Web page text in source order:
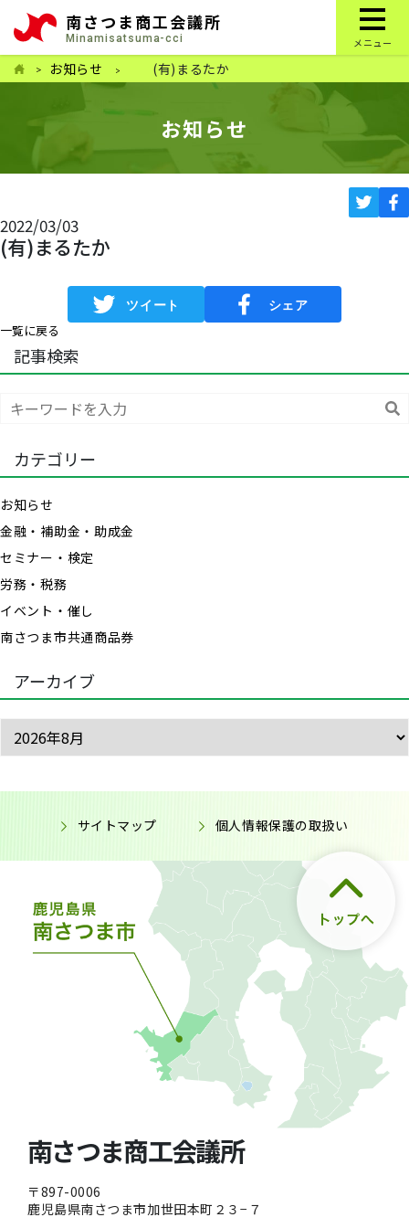
南さつま商工会議所
Minamisatsuma-cci メニュー
お知らせ (有)まるたか
お知らせ
2022/03/03
(有)まるたか
一覧に戻る
記事検索
カテゴリー
お知らせ
金融・補助金・助成金
セミナー・検定
労務・税務
イベント・催し
南さつま市共通商品券
アーカイブ
サイトマップ 個人情報保護の取扱い
南さつま商工会議所
〒897-0006
鹿児島県南さつま市加世田本町２３−７